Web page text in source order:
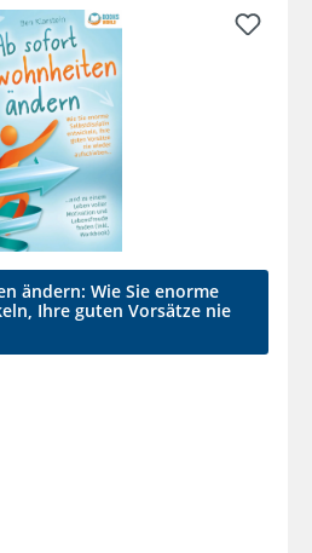
ändern: Wie Sie enorme
Ihre guten Vorsätze nie